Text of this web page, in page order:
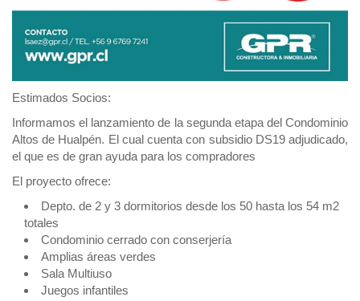
Estimados Socios:
Informamos el lanzamiento de la segunda etapa del Condominio
Altos de Hualpén. El cual cuenta con subsidio DS19 adjudicado,
el que es de gran ayuda para los compradores
El proyecto ofrece:
Depto. de 2 y 3 dormitorios desde los 50 hasta los 54 m2
totales
Condominio cerrado con conserjería
Amplias áreas verdes
Sala Multiuso
Juegos infantiles